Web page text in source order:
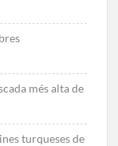
més alta de
turqueses de